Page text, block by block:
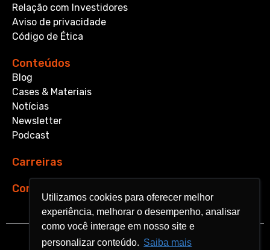
Utilizamos cookies para oferecer melhor
experiência, melhorar o desempenho, analisar
como você interage em nosso site e
personalizar conteúdo. Saiba mais
Utilizamos cookies para oferecer melhor
experiência, melhorar o desempenho, analisar
como você interage em nosso site e
personalizar conteúdo. Saiba mais
Relação com Investidores
Aviso de privacidade
Código de Ética
Conteúdos
Blog
Cases & Materiais
Notícias
Newsletter
Podcast
Carreiras
Contato